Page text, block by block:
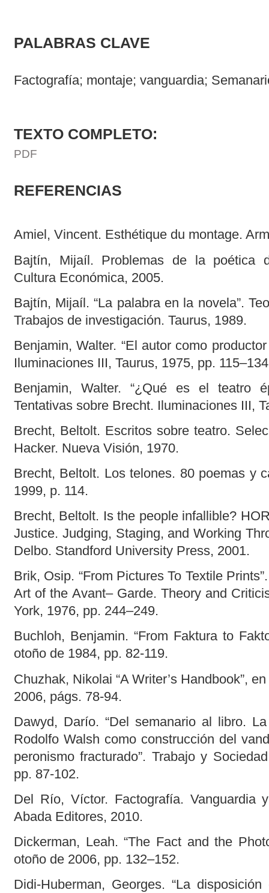
PALABRAS CLAVE
Factografía; montaje; vanguardia;
TEXTO COMPLETO:
PDF
REFERENCIAS
Amiel, Vincent. Esthétique du montage.
Bajtín, Mijaíl. Problemas de la poética
Cultura Económica, 2005.
Bajtín, Mijaíl. “La palabra en la novela”.
Trabajos de investigación. Taurus, 1989.
Benjamin, Walter. “El autor como
Iluminaciones III, Taurus, 1975, pp.
Benjamin, Walter. “¿Qué es el teatro
Tentativas sobre Brecht. Iluminaciones III,
Brecht, Beltolt. Escritos sobre teatro.
Hacker. Nueva Visión, 1970.
Brecht, Beltolt. Los telones. 80 poemas y
1999, p. 114.
Brecht, Beltolt. Is the people infallible?
Justice. Judging, Staging, and Working
Delbo. Standford University Press, 2001.
Brik, Osip. “From Pictures To Textile
Art of the Avant– Garde. Theory and
York, 1976, pp. 244–249.
Buchloh, Benjamin. “From Faktura to
otoño de 1984, pp. 82-119.
Chuzhak, Nikolai “A Writer’s Handbook”,
2006, págs. 78-94.
Dawyd, Darío. “Del semanario al libro.
Rodolfo Walsh como construcción del
peronismo fracturado”. Trabajo y
pp. 87-102.
Del Río, Víctor. Factografía. Vanguardia
Abada Editores, 2010.
Dickerman, Leah. “The Fact and the
otoño de 2006, pp. 132–152.
Didi-Huberman, Georges. “La